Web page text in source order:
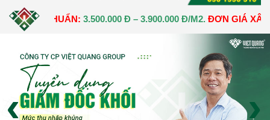
CHUẨN: 3.500.000 Đ – 3.900.000 Đ/M2.ĐƠN GIÁ XÂY
›
‹